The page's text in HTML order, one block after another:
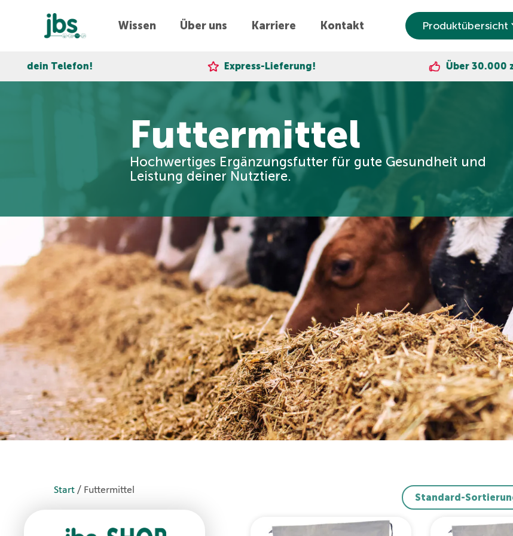
Wissen Über uns Karriere Kontakt Produktübersicht
Express-Lieferung! Über 30.000 zufriedene
Futtermittel
Hochwertiges Ergänzungsfutter für gute Gesundheit und
Leistung deiner Nutztiere.
Start / Futtermittel